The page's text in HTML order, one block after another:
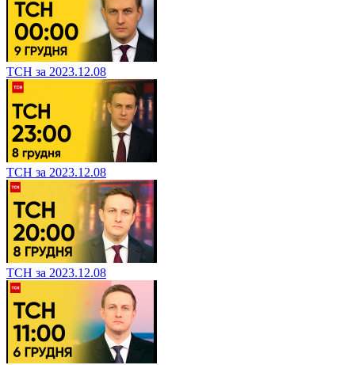
ТСН за 2023.12.08
ТСН за 2023.12.08
ТСН за 2023.12.08